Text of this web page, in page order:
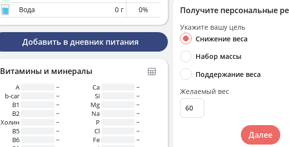
Вода
0 г 0%
Добавить в дневник питания
Витамины и минералы
A
~
b-car
~
В1
~
B2
~
Холин
~
B5
~
B6
~
Ca
~
Si
~
Mg
~
Na
~
P
~
Cl
~
Fe
~
Получите персональные
Укажите вашу цель
Снижение веса
Набор массы
Поддержание веса
Желаемый вес
Далее